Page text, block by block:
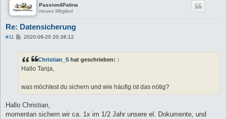
Passion4Patina
neues Mitglied
Re: Datensicherung
#11
B
r
a
2020-09-20 20:38:12
Christian_S hat geschrieben: ↑
Hallo Tanja,
was möchtest du sichern und wie häufig ist das nötig?
Hallo Christian,
momentan sichern wir ca. 1x im 1/2 Jahr unsere el. Dokumente, und